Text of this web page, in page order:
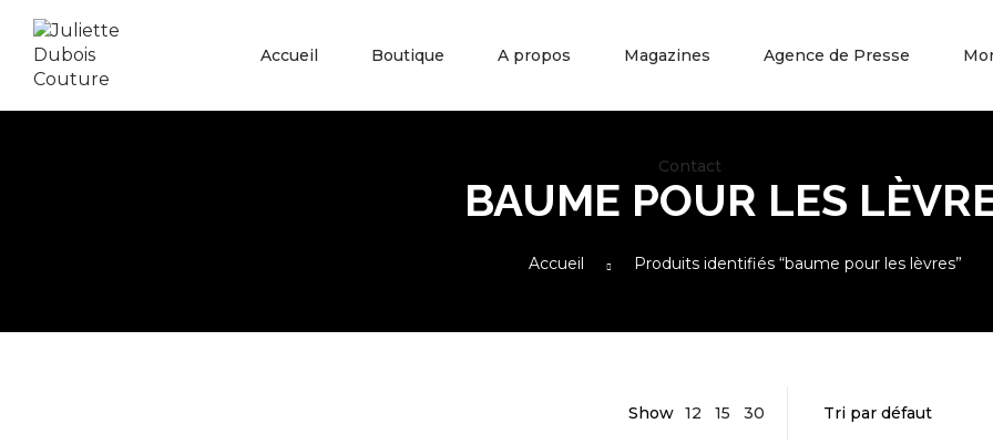
Accueil Boutique A propos Magazines Agence de Presse
Contact
BAUME POUR LES
Accueil Produits identifiés “baume pour les lèvres”
Show 12 15 30